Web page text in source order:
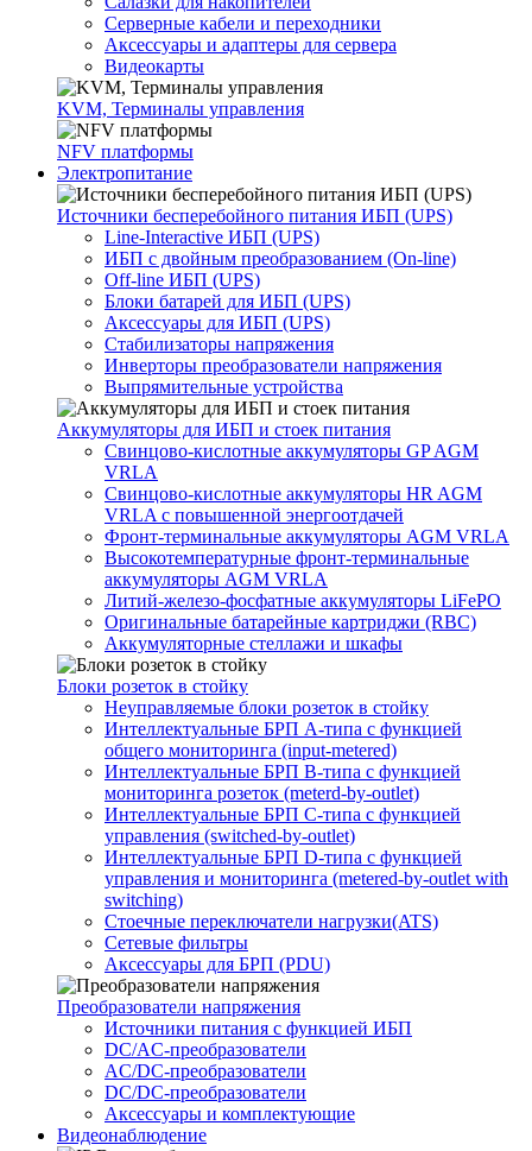
Серверные кабели и переходники
Аксессуары и адаптеры для сервера
Видеокарты
KVM, Терминалы управления
NFV платформы
Электропитание
Источники бесперебойного питания ИБП (UPS)
Line-Interactive ИБП (UPS)
ИБП с двойным преобразованием (On-line)
Off-line ИБП (UPS)
Блоки батарей для ИБП (UPS)
Аксессуары для ИБП (UPS)
Стабилизаторы напряжения
Инверторы преобразователи напряжения
Выпрямительные устройства
Аккумуляторы для ИБП и стоек питания
Свинцово-кислотные аккумуляторы GP AGM
VRLA
Свинцово-кислотные аккумуляторы HR AGM
VRLA с повышенной энергоотдачей
Фронт-терминальные аккумуляторы AGM VRLA
Высокотемпературные фронт-терминальные
аккумуляторы AGM VRLA
Литий-железо-фосфатные аккумуляторы LiFePO
Оригинальные батарейные картриджи (RBC)
Аккумуляторные стеллажи и шкафы
Блоки розеток в стойку
Неуправляемые блоки розеток в стойку
Интеллектуальные БРП А-типа с функцией
общего мониторинга (input-metered)
Интеллектуальные БРП B-типа с функцией
мониторинга розеток (meterd-by-outlet)
Интеллектуальные БРП C-типа с функцией
управления (switched-by-outlet)
Интеллектуальные БРП D-типа с функцией
управления и мониторинга (metered-by-outlet with
switching)
Стоечные переключатели нагрузки(ATS)
Сетевые фильтры
Аксессуары для БРП (PDU)
Преобразователи напряжения
Источники питания c функцией ИБП
DC/AC-преобразователи
AC/DC-преобразователи
DC/DC-преобразователи
Аксессуары и комплектующие
Видеонаблюдение